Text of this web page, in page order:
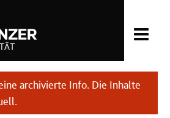
archivierte Info. Die Inhalte